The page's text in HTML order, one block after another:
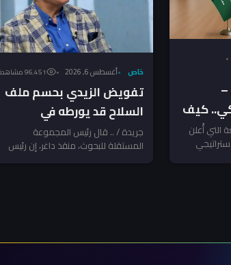
كيف
التي أُعلن
خاص أغسطس 6, 2026 96٬451 مشاهدة
تفويض الزيدي بحسم ملف
السلاح قد يورطه في
مواجهة مع الفصائل
المرتبطة بإيران ـ منقذ داغر
جريدة / .. قال رئيس المجموعة
المستقلة للبحوث، منقذ داغر، إن رئيس